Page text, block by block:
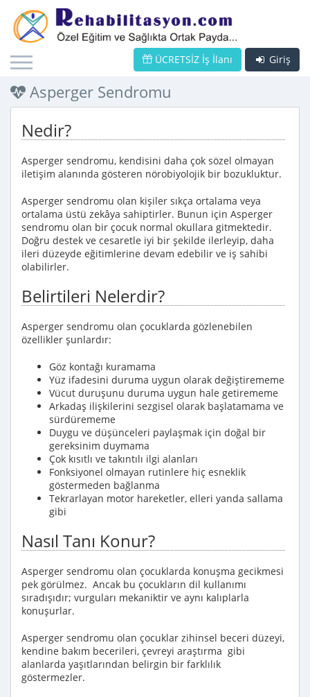
Giriş
ÜCRETSİZ İş İlanı
Asperger Sendromu
Nedir?
Asperger sendromu, kendisini daha çok sözel olmayan
iletişim alanında gösteren nörobiyolojik bir bozukluktur.
Asperger sendromu olan kişiler sıkça ortalama veya
ortalama üstü zekâya sahiptirler. Bunun için Asperger
sendromu olan bir çocuk normal okullara gitmektedir.
Doğru destek ve cesaretle iyi bir şekilde ilerleyip, daha
ileri düzeyde eğitimlerine devam edebilir ve iş sahibi
olabilirler.
Belirtileri Nelerdir?
Asperger sendromu olan çocuklarda gözlenebilen
özellikler şunlardır:
Göz kontağı kuramama
Yüz ifadesini duruma uygun olarak değiştirememe
Vücut duruşunu duruma uygun hale getirememe
Arkadaş ilişkilerini sezgisel olarak başlatamama ve
sürdürememe
Duygu ve düşünceleri paylaşmak için doğal bir
gereksinim duymama
Çok kısıtlı ve takıntılı ilgi alanları
Fonksiyonel olmayan rutinlere hiç esneklik
göstermeden bağlanma
Tekrarlayan motor hareketler, elleri yanda sallama
gibi
Nasıl Tanı Konur?
Asperger sendromu olan çocuklarda konuşma gecikmesi
pek görülmez. Ancak bu çocukların dil kullanımı
sıradışıdır; vurguları mekaniktir ve aynı kalıplarla
konuşurlar.
Asperger sendromu olan çocuklar zihinsel beceri düzeyi,
kendine bakım becerileri, çevreyi araştırma gibi
alanlarda yaşıtlarından belirgin bir farklılık
göstermezler.